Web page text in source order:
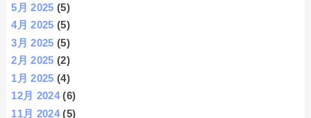
5月 2025 (5)
4月 2025 (5)
3月 2025 (5)
2月 2025 (2)
1月 2025 (4)
12月 2024(6)
11月 2024(5)